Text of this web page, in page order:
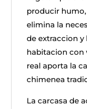
producir
elimina la
de extraccion y
habitacion con
real aporta la
chimenea
La carcasa de